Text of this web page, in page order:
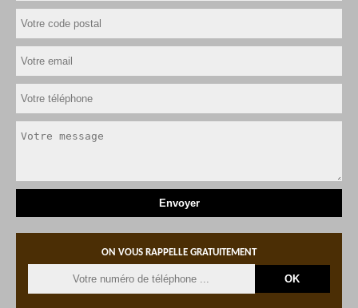
ON VOUS RAPPELLE GRATUITEMENT